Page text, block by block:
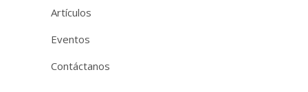
Artículos
Eventos
Contáctanos